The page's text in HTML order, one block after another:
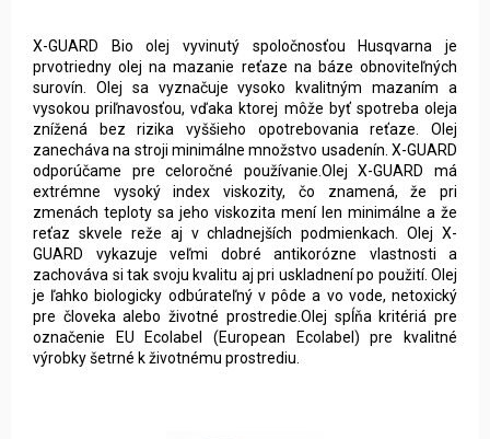
X-GUARD Bio olej vyvinutý spoločnosťou Husqvarna je
prvotriedny olej na mazanie reťaze na báze obnoviteľných
surovín. Olej sa vyznačuje vysoko kvalitným mazaním a
vysokou priľnavosťou, vďaka ktorej môže byť spotreba oleja
znížená bez rizika vyššieho opotrebovania reťaze. Olej
zanecháva na stroji minimálne množstvo usadenín. X-GUARD
odporúčame pre celoročné používanie.Olej X-GUARD má
extrémne vysoký index viskozity, čo znamená, že pri
zmenách teploty sa jeho viskozita mení len minimálne a že
reťaz skvele reže aj v chladnejších podmienkach. Olej X-
GUARD vykazuje veľmi dobré antikorózne vlastnosti a
zachováva si tak svoju kvalitu aj pri uskladnení po použití. Olej
je ľahko biologicky odbúrateľný v pôde a vo vode, netoxický
pre človeka alebo životné prostredie.Olej spĺňa kritériá pre
označenie EU Ecolabel (European Ecolabel) pre kvalitné
výrobky šetrné k životnému prostrediu.